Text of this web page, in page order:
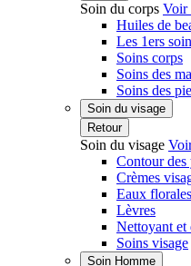
Soin du corps Voir
Huiles de
Les 1ers
Soins corps
Soins des
Soins des
Soin du visage
Retour
Soin du visage
Contour des
Crèmes
Eaux florales
Lèvres
Nettoyant et
Soins visage
Soin Homme